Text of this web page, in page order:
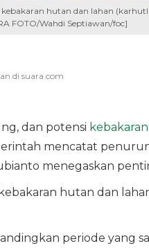
hutan dan lahan
FOTO/Wahdi Septiawan/foc]
dan potensi
mencatat
menegaskan
hutan dan
periode yang